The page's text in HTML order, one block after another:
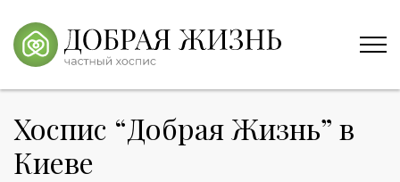
Хоспис “Добрая Жизнь” в
Киеве